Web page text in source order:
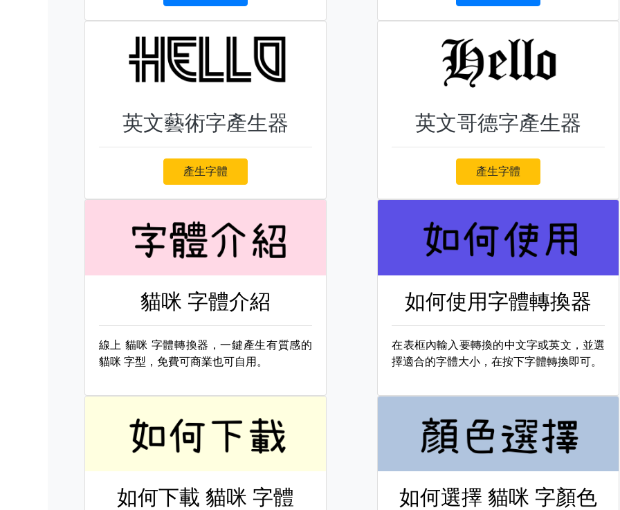
英文藝術字產生器
產生字體
英文哥德字產生器
產生字體
貓咪 字體介紹
線上 貓咪 字體轉換器，一鍵產生有質感的
貓咪 字型，免費可商業也可自用。
如何使用字體轉換器
在表框內輸入要轉換的中文字或英文，並選
擇適合的字體大小，在按下字體轉換即可。
如何下載 貓咪 字體 如何選擇貓咪 字顏色